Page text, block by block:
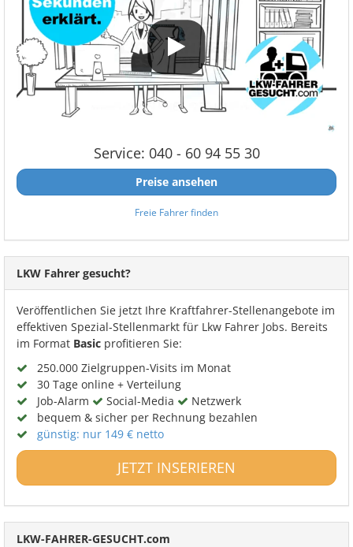
Service: 040 - 60 94 55 30
Preise ansehen
Freie Fahrer finden
LKW Fahrer gesucht?
Veröffentlichen Sie jetzt Ihre Kraftfahrer-Stellenangebote im
effektiven Spezial-Stellenmarkt für Lkw Fahrer Jobs. Bereits
im Format Basic profitieren Sie:
250.000 Zielgruppen-Visits im Monat
30 Tage online + Verteilung
Job-Alarm
Social-Media
Netzwerk
bequem & sicher per Rechnung bezahlen
günstig: nur 149 € netto
JETZT INSERIEREN
LKW-FAHRER-GESUCHT.com